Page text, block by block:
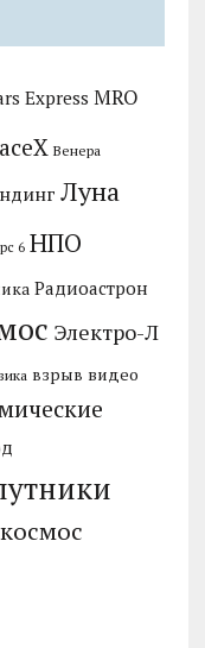
Express MRO
Венера
Луна
6 НПО
Радиоастрон
Электро-Л
взрыв видео